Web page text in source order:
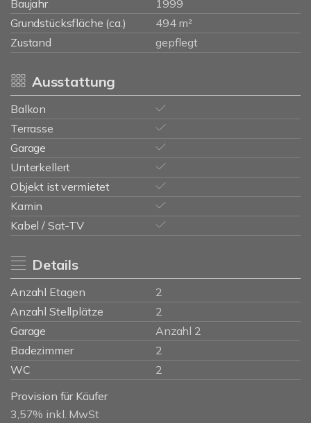
Baujahr
1999
Grundstücksfläche (ca.)
494 m²
Zustand
gepflegt
Ausstattung
Balkon
Terrasse
Garage
Unterkellert
Objekt ist vermietet
Kamin
Kabel / Sat-TV
Details
Anzahl Etagen
2
Anzahl Stellplätze
2
Garage
Anzahl 2
Badezimmer
2
WC
2
Provision für Käufer
3,57% inkl. MwSt